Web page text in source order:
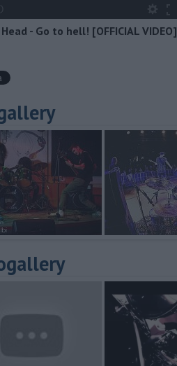
- Go to hell! [OFFICIAL VIDEO]